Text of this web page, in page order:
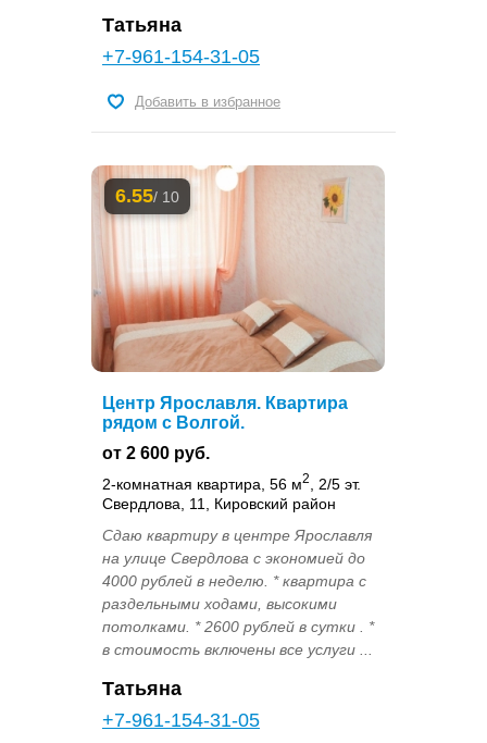
Татьяна
+7-961-154-31-05
Добавить в избранное
6.55/ 10
Центр Ярославля. Квартира
рядом с Волгой.
от 2 600 руб.
2-комнатная квартира, 56 м2
, 2/5 эт.
Свердлова, 11, Кировский район
Сдаю квартиру в центре Ярославля
на улице Свердлова с экономией до
4000 рублей в неделю. * квартира с
раздельными ходами, высокими
потолками. * 2600 рублей в сутки . *
в стоимость включены все услуги ...
Татьяна
+7-961-154-31-05